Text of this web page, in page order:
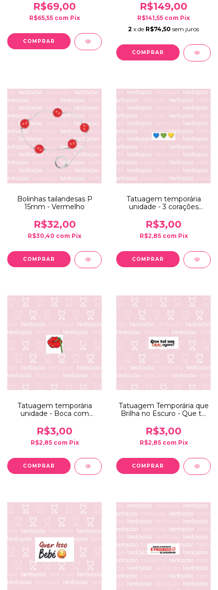
R$69,00
R$65,55 com Pix
R$149,00
R$141,55 com Pix
2 x de R$74,50 sem juros
Bolinhas tailandesas P
15mm - Vermelho
R$32,00
R$30,40 com Pix
Tatuagem temporária
unidade - 3 corações
R$3,00
R$2,85 com Pix
Tatuagem temporária
unidade - Boca com
R$3,00
R$2,85 com Pix
Tatuagem Temporária que
Brilha no Escuro - Que tal
R$3,00
R$2,85 com Pix